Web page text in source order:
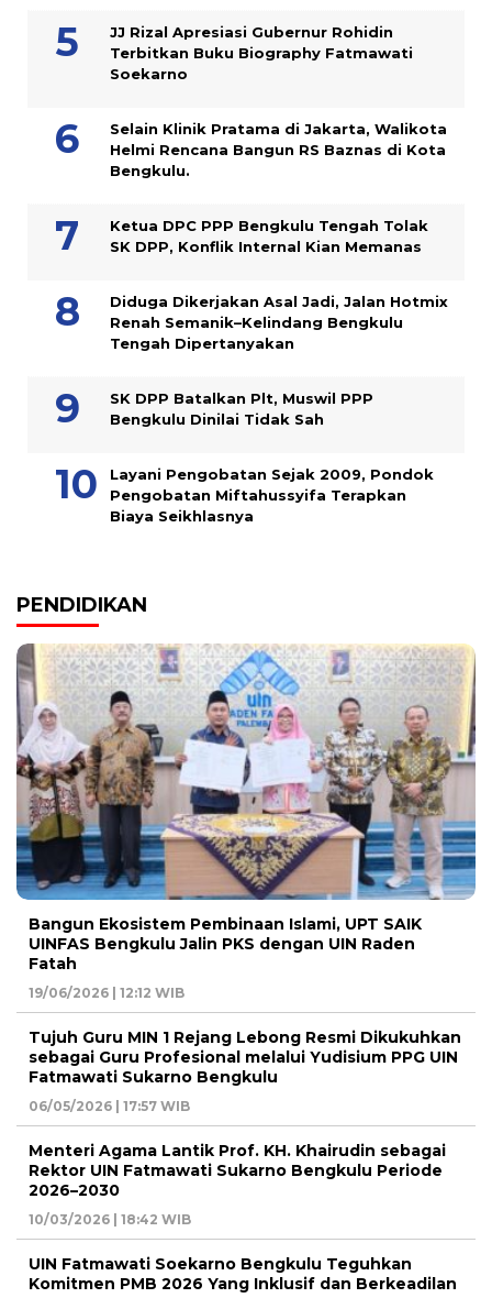
JJ Rizal Apresiasi Gubernur Rohidin
Terbitkan Buku Biography Fatmawati
Soekarno
Selain Klinik Pratama di Jakarta, Walikota
Helmi Rencana Bangun RS Baznas di Kota
Bengkulu.
Ketua DPC PPP Bengkulu Tengah Tolak
SK DPP, Konflik Internal Kian Memanas
Diduga Dikerjakan Asal Jadi, Jalan Hotmix
Renah Semanik–Kelindang Bengkulu
Tengah Dipertanyakan
SK DPP Batalkan Plt, Muswil PPP
Bengkulu Dinilai Tidak Sah
Layani Pengobatan Sejak 2009, Pondok
Pengobatan Miftahussyifa Terapkan
Biaya Seikhlasnya
PENDIDIKAN
Bangun Ekosistem Pembinaan Islami, UPT SAIK
UINFAS Bengkulu Jalin PKS dengan UIN Raden
Fatah
19/06/2026 | 12:12 WIB
Tujuh Guru MIN 1 Rejang Lebong Resmi Dikukuhkan
sebagai Guru Profesional melalui Yudisium PPG UIN
Fatmawati Sukarno Bengkulu
06/05/2026 | 17:57 WIB
Menteri Agama Lantik Prof. KH. Khairudin sebagai
Rektor UIN Fatmawati Sukarno Bengkulu Periode
2026–2030
10/03/2026 | 18:42 WIB
UIN Fatmawati Soekarno Bengkulu Teguhkan
Komitmen PMB 2026 Yang Inklusif dan Berkeadilan